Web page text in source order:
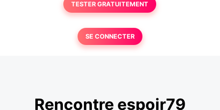
TESTER GRATUITEMENT
SE CONNECTER
Rencontre espoir79